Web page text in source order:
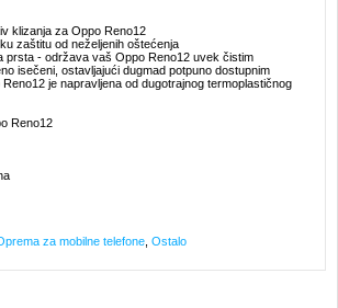
klizanja za Oppo Reno12
zaštitu od neželjenih oštećenja
prsta - održava vaš Oppo Reno12 uvek čistim
isečeni, ostavljajući dugmad potpuno dostupnim
je napravljena od dugotrajnog termoplastičnog
Reno12
za mobilne telefone Ostalo